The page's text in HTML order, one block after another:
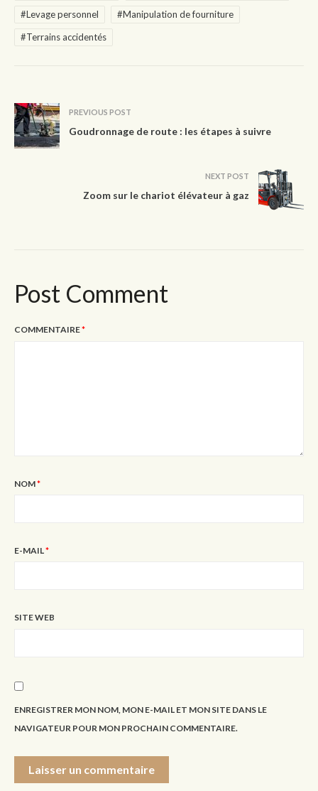
#Levage personnel
#Manipulation de fourniture
#Terrains accidentés
PREVIOUS POST
Goudronnage de route : les étapes à suivre
NEXT POST
Zoom sur le chariot élévateur à gaz
Post Comment
COMMENTAIRE*
NOM*
E-MAIL*
SITE WEB
ENREGISTRER MON NOM, MON E-MAIL ET MON SITE DANS LE
NAVIGATEUR POUR MON PROCHAIN COMMENTAIRE.